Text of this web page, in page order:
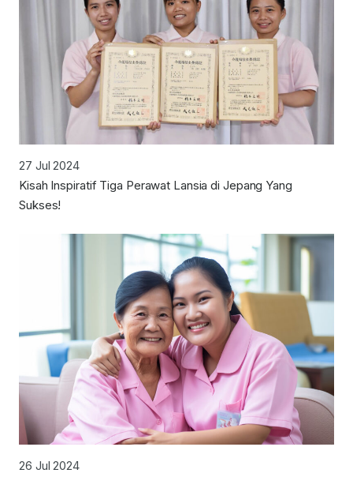
27 Jul 2024
Kisah Inspiratif Tiga Perawat Lansia di Jepang Yang
Sukses!
26 Jul 2024